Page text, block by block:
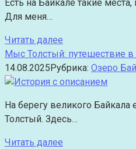
Есть на Байкале такие
Для меня…
Читать далее
Мыс Толстый: путешествие
14.08.2025Рубрика: Озеро
На берегу великого
Толстый. Здесь…
Читать далее